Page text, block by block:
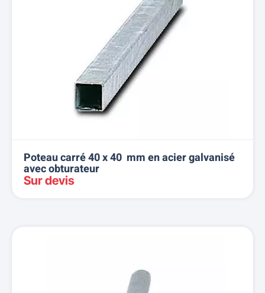
Poteau carré 40 x 40 mm en acier galvanisé
avec obturateur
Sur devis